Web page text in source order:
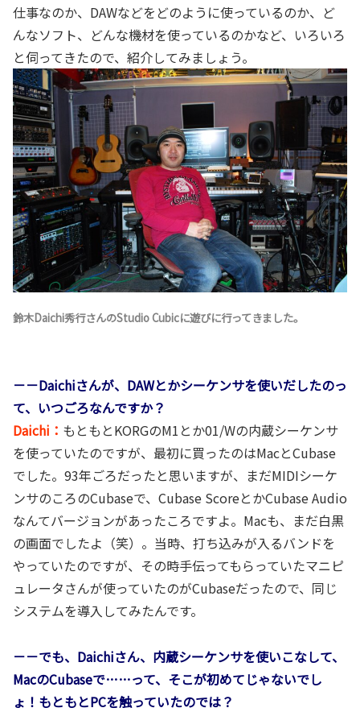
仕事なのか、DAWなどをどのように使っているのか、ど
んなソフト、どんな機材を使っているのかなど、いろいろ
と伺ってきたので、紹介してみましょう。
鈴木Daichi秀行さんのStudio Cubicに遊びに行ってきました。
－－Daichiさんが、DAWとかシーケンサを使いだしたのっ
て、いつごろなんですか？
Daichi： もともとKORGのM1とか01/Wの内蔵シーケンサ
を使っていたのですが、最初に買ったのはMacとCubase
でした。93年ごろだったと思いますが、まだMIDIシーケ
ンサのころのCubaseで、Cubase ScoreとかCubase Audio
なんてバージョンがあったころですよ。Macも、まだ白黒
の画面でしたよ（笑）。当時、打ち込みが入るバンドを
やっていたのですが、その時手伝ってもらっていたマニピ
ュレータさんが使っていたのがCubaseだったので、同じ
システムを導入してみたんです。
－－でも、Daichiさん、内蔵シーケンサを使いこなして、
MacのCubaseで……って、そこが初めてじゃないでし
ょ！もともとPCを触っていたのでは？